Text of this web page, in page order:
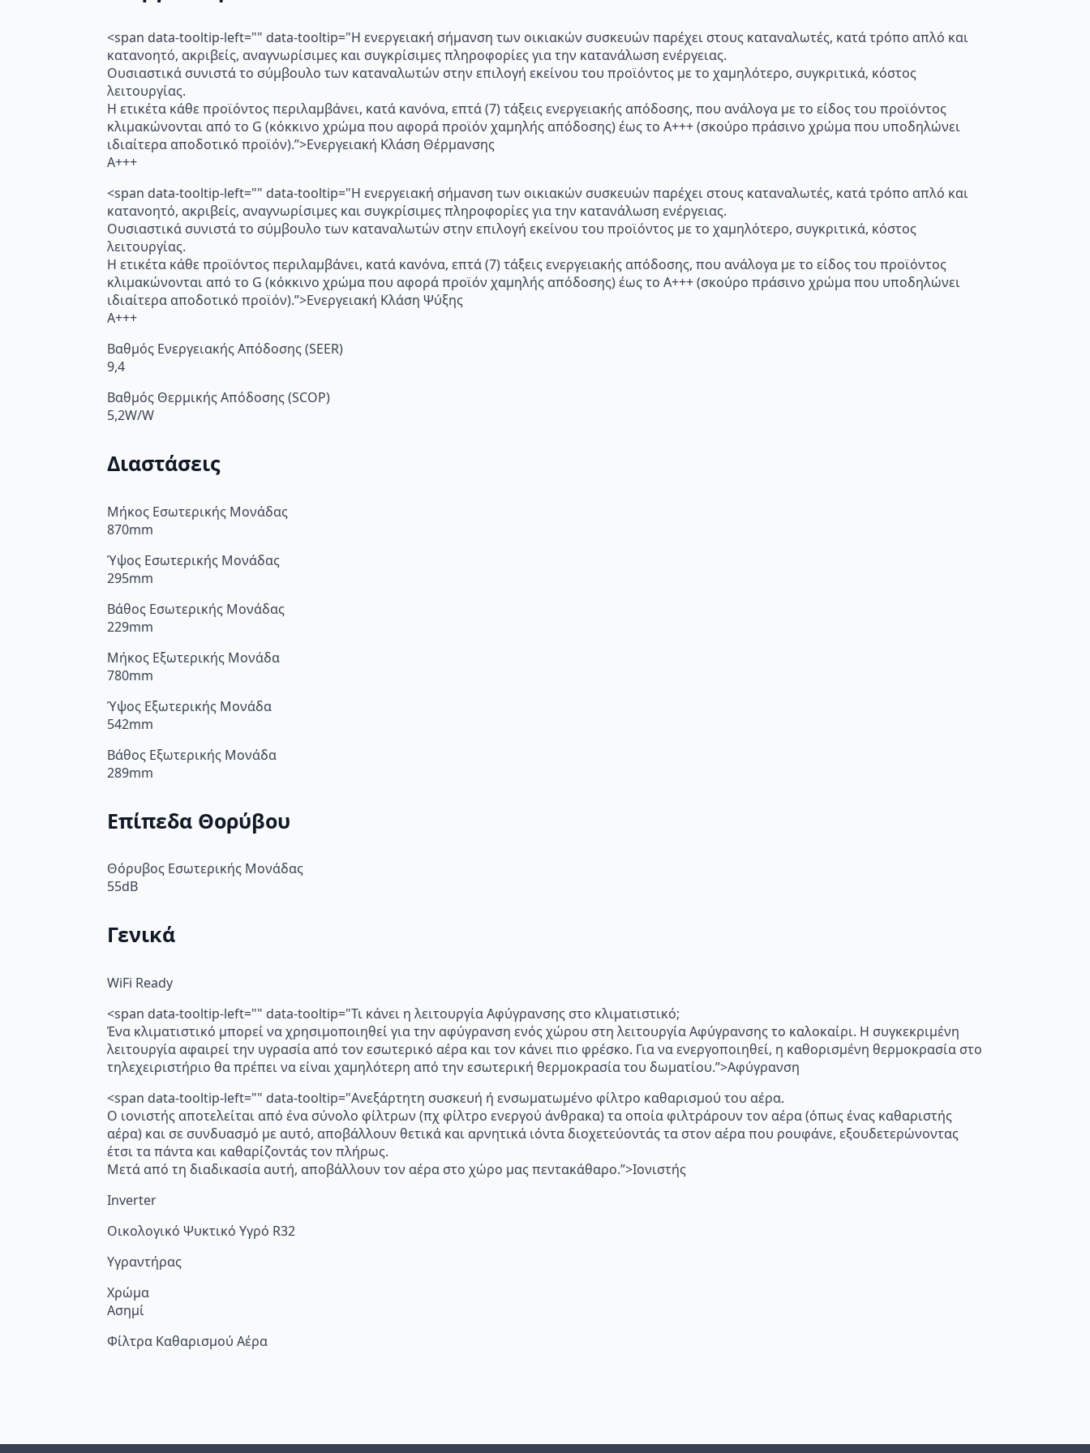
<span data-tooltip-left="" data-tooltip="Η ενεργειακή σήμανση των οικιακών συσκευών παρέχει στους καταναλωτές, κατά τρόπο απλό και
κατανοητό, ακριβείς, αναγνωρίσιμες και συγκρίσιμες πληροφορίες για την κατανάλωση ενέργειας.
Ουσιαστικά συνιστά το σύμβουλο των καταναλωτών στην επιλογή εκείνου του προϊόντος με το χαμηλότερο, συγκριτικά, κόστος
λειτουργίας.
Η ετικέτα κάθε προϊόντος περιλαμβάνει, κατά κανόνα, επτά (7) τάξεις ενεργειακής απόδοσης, που ανάλογα με το είδος του προϊόντος
κλιμακώνονται από το G (κόκκινο χρώμα που αφορά προϊόν χαμηλής απόδοσης) έως το Α+++ (σκούρο πράσινο χρώμα που υποδηλώνει
ιδιαίτερα αποδοτικό προϊόν).”>Ενεργειακή Κλάση Θέρμανσης
A+++
<span data-tooltip-left="" data-tooltip="Η ενεργειακή σήμανση των οικιακών συσκευών παρέχει στους καταναλωτές, κατά τρόπο απλό και
κατανοητό, ακριβείς, αναγνωρίσιμες και συγκρίσιμες πληροφορίες για την κατανάλωση ενέργειας.
Ουσιαστικά συνιστά το σύμβουλο των καταναλωτών στην επιλογή εκείνου του προϊόντος με το χαμηλότερο, συγκριτικά, κόστος
λειτουργίας.
Η ετικέτα κάθε προϊόντος περιλαμβάνει, κατά κανόνα, επτά (7) τάξεις ενεργειακής απόδοσης, που ανάλογα με το είδος του προϊόντος
κλιμακώνονται από το G (κόκκινο χρώμα που αφορά προϊόν χαμηλής απόδοσης) έως το Α+++ (σκούρο πράσινο χρώμα που υποδηλώνει
ιδιαίτερα αποδοτικό προϊόν).”>Ενεργειακή Κλάση Ψύξης
A+++
Βαθμός Ενεργειακής Απόδοσης (SEER)
9,4
Βαθμός Θερμικής Απόδοσης (SCOP)
5,2W/W
Διαστάσεις
Μήκος Εσωτερικής Μονάδας
870mm
Ύψος Εσωτερικής Μονάδας
295mm
Βάθος Εσωτερικής Μονάδας
229mm
Μήκος Εξωτερικής Μονάδα
780mm
Ύψος Εξωτερικής Μονάδα
542mm
Βάθος Εξωτερικής Μονάδα
289mm
Επίπεδα Θορύβου
Θόρυβος Εσωτερικής Μονάδας
55dB
Γενικά
WiFi Ready
<span data-tooltip-left="" data-tooltip="Τι κάνει η λειτουργία Αφύγρανσης στο κλιματιστικό;
Ένα κλιματιστικό μπορεί να χρησιμοποιηθεί για την αφύγρανση ενός χώρου στη λειτουργία Αφύγρανσης το καλοκαίρι. Η συγκεκριμένη
λειτουργία αφαιρεί την υγρασία από τον εσωτερικό αέρα και τον κάνει πιο φρέσκο. Για να ενεργοποιηθεί, η καθορισμένη θερμοκρασία στο
τηλεχειριστήριο θα πρέπει να είναι χαμηλότερη από την εσωτερική θερμοκρασία του δωματίου.”>Αφύγρανση
<span data-tooltip-left="" data-tooltip="Ανεξάρτητη συσκευή ή ενσωματωμένο φίλτρο καθαρισμού του αέρα.
Ο ιονιστής αποτελείται από ένα σύνολο φίλτρων (πχ φίλτρο ενεργού άνθρακα) τα οποία φιλτράρουν τον αέρα (όπως ένας καθαριστής
αέρα) και σε συνδυασμό με αυτό, αποβάλλουν θετικά και αρνητικά ιόντα διοχετεύοντάς τα στον αέρα που ρουφάνε, εξουδετερώνοντας
έτσι τα πάντα και καθαρίζοντάς τον πλήρως.
Μετά από τη διαδικασία αυτή, αποβάλλουν τον αέρα στο χώρο μας πεντακάθαρο.”>Ιονιστής
Inverter
Οικολογικό Ψυκτικό Υγρό R32
Υγραντήρας
Χρώμα
Ασημί
Φίλτρα Καθαρισμού Αέρα